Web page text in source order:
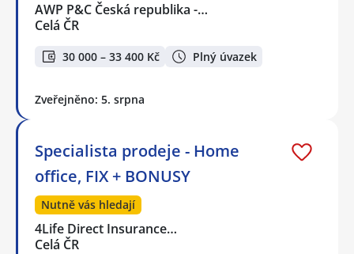
AWP P&C Česká republika -…
Celá ČR
30 000 – 33 400 Kč Plný úvazek
Zveřejněno: 5. srpna
Specialista prodeje - Home
office, FIX + BONUSY
Nutně vás hledají
4Life Direct Insurance…
Celá ČR